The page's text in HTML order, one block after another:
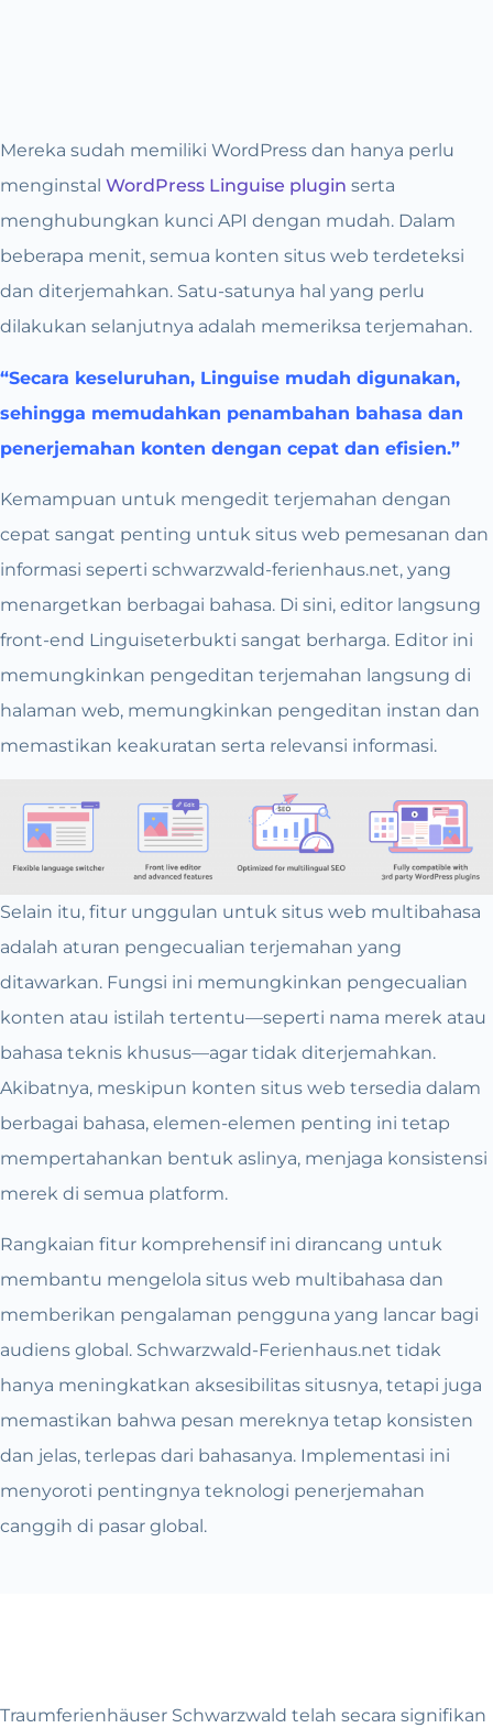
Mereka sudah memiliki WordPress dan hanya perlu
menginstal WordPress Linguise plugin serta
menghubungkan kunci API dengan mudah. ​​Dalam
beberapa menit, semua konten situs web terdeteksi
dan diterjemahkan. Satu-satunya hal yang perlu
dilakukan selanjutnya adalah memeriksa terjemahan.
“Secara keseluruhan, Linguise mudah digunakan,
sehingga memudahkan penambahan bahasa dan
penerjemahan konten dengan cepat dan efisien.”
Kemampuan untuk mengedit terjemahan dengan
cepat sangat penting untuk situs web pemesanan dan
informasi seperti schwarzwald-ferienhaus.net, yang
menargetkan berbagai bahasa. Di sini, editor langsung
front-end Linguiseterbukti sangat berharga. Editor ini
memungkinkan pengeditan terjemahan langsung di
halaman web, memungkinkan pengeditan instan dan
memastikan keakuratan serta relevansi informasi.
Selain itu, fitur unggulan untuk situs web multibahasa
adalah aturan pengecualian terjemahan yang
ditawarkan. Fungsi ini memungkinkan pengecualian
konten atau istilah tertentu—seperti nama merek atau
bahasa teknis khusus—agar tidak diterjemahkan.
Akibatnya, meskipun konten situs web tersedia dalam
berbagai bahasa, elemen-elemen penting ini tetap
mempertahankan bentuk aslinya, menjaga konsistensi
merek di semua platform.
Rangkaian fitur komprehensif ini dirancang untuk
membantu mengelola situs web multibahasa dan
memberikan pengalaman pengguna yang lancar bagi
audiens global. Schwarzwald-Ferienhaus.net tidak
hanya meningkatkan aksesibilitas situsnya, tetapi juga
memastikan bahwa pesan mereknya tetap konsisten
dan jelas, terlepas dari bahasanya. Implementasi ini
menyoroti pentingnya teknologi penerjemahan
canggih di pasar global.
Traumferienhäuser Schwarzwald telah secara signifikan